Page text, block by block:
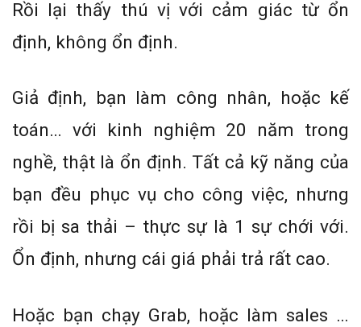
Rồi lại thấy thú vị với cảm giác từ ổn
định, không ổn định.
Giả định, bạn làm công nhân, hoặc kế
toán… với kinh nghiệm 20 năm trong
nghề, thật là ổn định. Tất cả kỹ năng của
bạn đều phục vụ cho công việc, nhưng
rồi bị sa thải – thực sự là 1 sự chới với.
Ổn định, nhưng cái giá phải trả rất cao.
Hoặc bạn chạy Grab, hoặc làm sales …